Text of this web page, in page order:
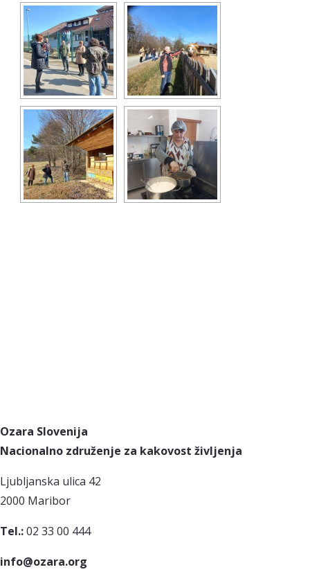
Ozara Slovenija
Nacionalno združenje za kakovost življenja
Ljubljanska ulica 42
2000 Maribor
Tel.:02 33 00 444
info@ozara.org